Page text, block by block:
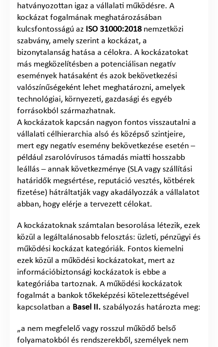
hatványozottan igaz a vállalati működésre. A
kockázat fogalmának meghatározásában
kulcsfontosságú az ISO 31000:2018 nemzetközi
szabvány, amely szerint a kockázat, a
bizonytalanság hatása a célokra. A kockázatokat
más megközelítésben a potenciálisan negatív
események hatásaként és azok bekövetkezési
valószínűségeként lehet meghatározni, amelyek
technológiai, környezeti, gazdasági és egyéb
forrásokból származhatnak.
A kockázatok kapcsán nagyon fontos visszautalni a
vállalati célhierarchia alsó és középső szintjeire,
mert egy negatív esemény bekövetkezése esetén –
például zsarolóvírusos támadás miatti hosszabb
leállás – annak következménye (SLA vagy szállítási
határidők megsértése, reputáció vesztés, kötbérek
fizetése) hátráltatják vagy akadályozzák a vállalatot
abban, hogy elérje a tervezett célokat.
A kockázatoknak számtalan besorolása létezik, ezek
közül a legáltalánosabb felosztás: üzleti, pénzügyi és
működési kockázat kategóriák. Fontos kiemelni
ezek közül a működési kockázatokat, mert az
információbiztonsági kockázatok is ebbe a
kategóriába tartoznak. A működési kockázatok
fogalmát a bankok tőkeképzési kötelezettségével
kapcsolatban a Basel II. szabályozás határozta meg:
„a nem megfelelő vagy rosszul működő belső
folyamatokból és rendszerekből, személyek nem